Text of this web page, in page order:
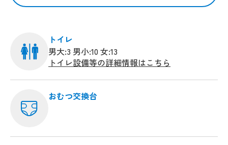
トイレ
男大:3 男小:10 女:13
トイレ設備等の詳細情報はこちら
おむつ交換台